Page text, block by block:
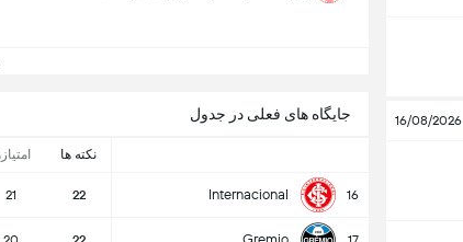
16/08/2026 جایگاه های فعلی در جدول
نکته ها
16
Internacional
22
21